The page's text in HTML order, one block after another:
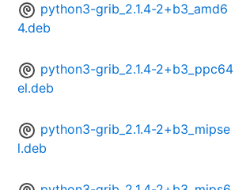
python3-grib_2.1.4-2+b3_amd6
4.deb
python3-grib_2.1.4-2+b3_ppc64
el.deb
python3-grib_2.1.4-2+b3_mipse
l.deb